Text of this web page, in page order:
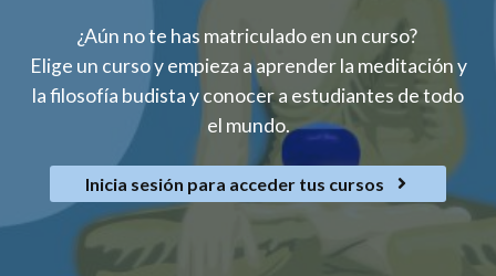
¿Aún no te has matriculado en un curso?
Elige un curso y empieza a aprender la meditación y
la filosofía budista y conocer a estudiantes de todo
el mundo.
Inicia sesión para acceder tus cursos